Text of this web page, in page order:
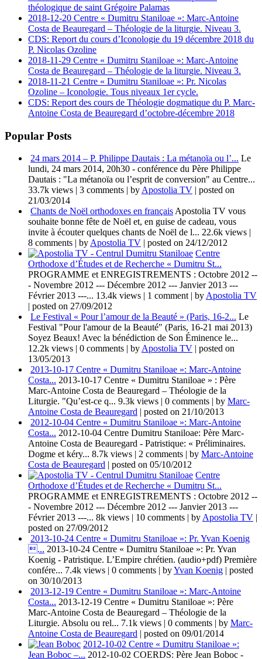
théologique de saint Grégoire Palamas
2018-12-20 Centre « Dumitru Staniloae »: Marc-Antoine
Costa de Beauregard – Théologie de la liturgie. Niveau 3.
CDS: Report du cours d’Iconologie du 19 décembre 2018 du
P. Nicolas Ozoline
2018-11-29 Centre « Dumitru Staniloae »: Marc-Antoine
Costa de Beauregard – Théologie de la liturgie. Niveau 3.
2018-11-21 Centre « Dumitru Staniloae »: Pr. Nicolas
Ozoline – Iconologie. Tous niveaux 1er cycle.
CDS: Report des cours de Théologie dogmatique du P. Marc-
Antoine Costa de Beauregard d’octobre-décembre 2018
Popular Posts
24 mars 2014 – P. Philippe Dautais : La métanoïa ou l’... Le
lundi, 24 mars 2014, 20h30 - conférence du Père Philippe
Dautais : "La métanoïa ou l’esprit de conversion" au Centre...
33.7k views | 3 comments | by Apostolia TV | posted on
21/03/2014
Chants de Noël orthodoxes en français Apostolia TV vous
souhaite bonne fête de Noël et, en guise de cadeau, vous
invite à écouter quelques chants de Noël de l... 22.6k views |
8 comments | by Apostolia TV | posted on 24/12/2012
Centre
Orthodoxe d’Études et de Recherche « Dumitru St...
PROGRAMME et ENREGISTREMENTS : Octobre 2012 --
- Novembre 2012 --- Décembre 2012 --- Janvier 2013 ---
Février 2013 ---... 13.4k views | 1 comment | by Apostolia TV
| posted on 27/09/2012
Le Festival « Pour l’amour de la Beauté » (Paris, 16-2... Le
Festival "Pour l'amour de la Beauté" (Paris, 16-21 mai 2013)
Soyez Beaux! Avec la bénédiction de Son Éminence le...
12.2k views | 0 comments | by Apostolia TV | posted on
13/05/2013
2013-10-17 Centre « Dumitru Staniloae »: Marc-Antoine
Costa... 2013-10-17 Centre « Dumitru Staniloae » : Père
Marc-Antoine Costa de Beauregard – Théologie de la
Liturgie. "Qu’est-ce q... 9.3k views | 0 comments | by Marc-
Antoine Costa de Beauregard | posted on 21/10/2013
2012-10-04 Centre « Dumitru Staniloae »: Marc-Antoine
Costa... 2012-10-04 Centre Dumitru Staniloae: Père Marc-
Antoine Costa de Beauregard - Patristique: « Préliminaires.
Dogme et kéry... 8.7k views | 2 comments | by Marc-Antoine
Costa de Beauregard | posted on 05/10/2012
Centre
Orthodoxe d’Études et de Recherche « Dumitru St...
PROGRAMME et ENREGISTREMENTS : Octobre 2012 --
- Novembre 2012 --- Décembre 2012 --- Janvier 2013 ---
Février 2013 ---... 8k views | 10 comments | by Apostolia TV |
posted on 27/09/2012
2013-10-24 Centre « Dumitru Staniloae »: Pr. Yvan Koenig
... 2013-10-24 Centre « Dumitru Staniloae »: Pr. Yvan
Koenig - Patristique. L’Empire chrétien. (audio+pdf) Première
confére... 7.4k views | 0 comments | byYvan Koenig | posted
on 30/10/2013
2013-12-19 Centre « Dumitru Staniloae »: Marc-Antoine
Costa... 2013-12-19 Centre « Dumitru Staniloae »: Père
Marc-Antoine Costa de Beauregard – Théologie de la
Liturgie. Absolu ou rel... 7.1k views | 0 comments | by Marc-
Antoine Costa de Beauregard | posted on 09/01/2014
2012-10-02 Centre « Dumitru Staniloae »:
Jean Boboc –... 2012-10-02 COERDS: Père Jean Boboc -